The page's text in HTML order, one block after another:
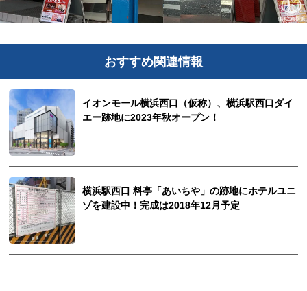
おすすめ関連情報
イオンモール横浜西口（仮称）、横浜駅西口ダイ
エー跡地に2023年秋オープン！
横浜駅西口 料亭「あいちや」の跡地にホテルユニ
ゾを建設中！完成は2018年12月予定